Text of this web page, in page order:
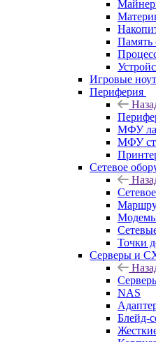
Память
Игровые
Периферия
МФУ
МФУ
Сетевое
Точки
Серверы и
NAS
Блейд-